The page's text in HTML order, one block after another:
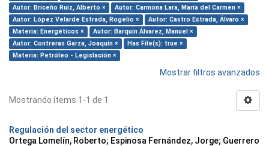
Autor: Briceño Ruiz, Alberto ×
Autor: Carmona Lara, María del Carmen ×
Autor: López Velarde Estrada, Rogelio ×
Autor: Castro Estrada, Álvaro ×
Materia: Energéticos ×
Autor: Barquín Álvarez, Manuel ×
Autor: Contreras Garza, Joaquín ×
Has File(s): true ×
Materia: Petróleo - Legislación ×
Mostrar filtros avanzados
Mostrando ítems 1-1 de 1
Regulación del sector energético
Ortega Lomelín, Roberto; Espinosa Fernández, Jorge; Guerrero